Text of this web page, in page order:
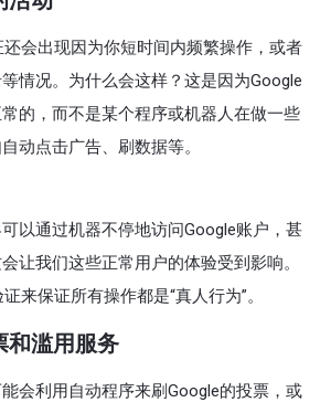
会出现因为你短时间内频繁操作，或者
情况。为什么会这样？这是因为Google
的，而不是某个程序或机器人在做一些
动点击广告、刷数据等。
以通过机器不停地访问Google账户，甚
让我们这些正常用户的体验受到影响。
来保证所有操作都是“真人行为”。
和滥用服务
会利用自动程序来刷Google的投票，或